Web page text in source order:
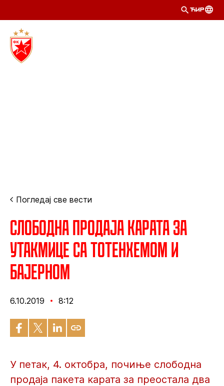
ЋИР
Погледај све вести
Слободна продаја карата за
утакмице са Тотенхемом и
Бајерном
6.10.2019 8:12
У петак, 4. октобра, почиње слободна
продаја пакета карата за преостала два